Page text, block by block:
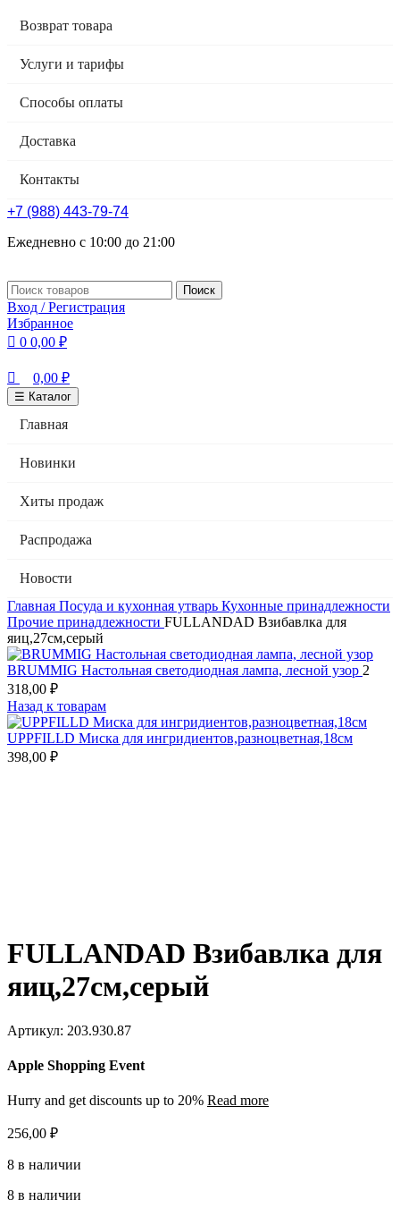
Возврат товара
Услуги и тарифы
Способы оплаты
Доставка
Контакты
+7 (988) 443-79-74
Ежедневно с 10:00 до 21:00
Поиск
Вход / Регистрация
Избранное
0 0,00 ₽
0,00 ₽
☰ Каталог
Главная
Новинки
Хиты продаж
Распродажа
Новости
Главная Посуда и кухонная утварь Кухонные принадлежности
Прочие принадлежности FULLANDAD Взибавлка для
яиц,27см,серый
BRUMMIG Настольная светодиодная лампа, лесной узор 2
318,00 ₽
Назад к товарам
UPPFILLD Миска для ингридиентов,разноцветная,18см
398,00 ₽
FULLANDAD Взибавлка для
яиц,27см,серый
Артикул: 203.930.87
Apple Shopping Event
Hurry and get discounts up to 20% Read more
256,00 ₽
8 в наличии
8 в наличии